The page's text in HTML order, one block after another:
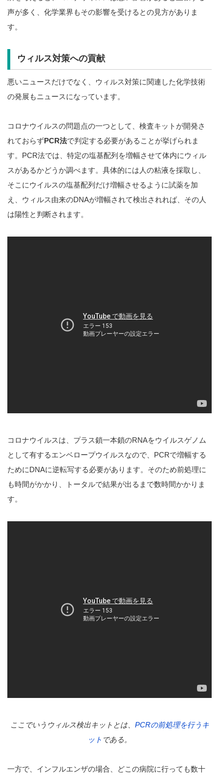
声が多く、化学業界もその影響を受けるとの見方がありま
す。
ウィルス対策への貢献
悪いニュースだけでなく、ウィルス対策に関連した化学技術
の発展もニュースになっています。
コロナウイルスの問題点の一つとして、検査キットが開発さ
れておらずPCR法で判定する必要があることが挙げられま
す。PCR法では、特定の塩基配列を増幅させて体内にウィル
スがあるかどうか調べます。具体的には人の粘液を採取し、
そこにウイルスの塩基配列だけ増幅させるように試薬を加
え、ウィルス由来のDNAが増幅されて検出されれば、その人
は陽性と判断されます。
コロナウイルスは、プラス鎖一本鎖のRNAをウイルスゲノム
として有するエンベロープウイルスなので、PCRで増幅する
ためにDNAに逆転写する必要があります。そのため前処理に
も時間がかかり、トータルで結果が出るまで数時間かかりま
す。
ここでいうウィルス検出キットとは、 PCRの前処理を行うキ
ット である。
一方で、インフルエンザの場合、どこの病院に行っても数十